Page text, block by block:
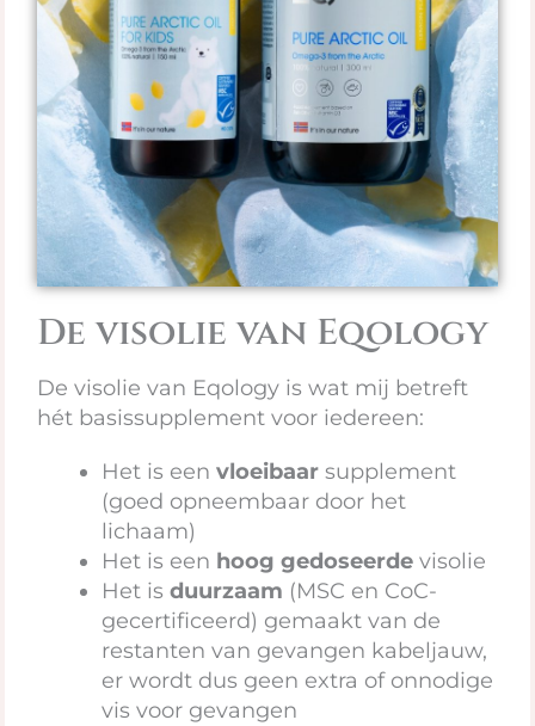
De visolie van Eqology
De visolie van Eqology is wat mij betreft
hét basissupplement voor iedereen:
Het is een vloeibaarsupplement
(goed opneembaar door het
lichaam)
Het is een hoog gedoseerdevisolie
Het is duurzaam (MSC en CoC-
gecertificeerd) gemaakt van de
restanten van gevangen kabeljauw,
er wordt dus geen extra of onnodige
vis voor gevangen